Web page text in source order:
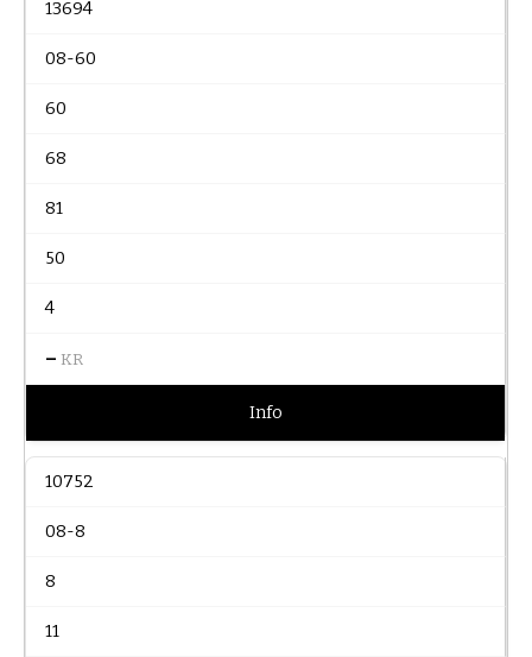
13694
08-60
60
68
81
50
4
– KR
Info
10752
08-8
8
11